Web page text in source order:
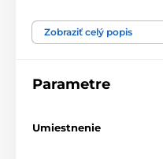
Najvyššia kvalita tlače
miestnosti. Tlačia sa
technológii sa
farebnou stálosťou.
Zobraziť celý popis
Parametre
Umiestnenie